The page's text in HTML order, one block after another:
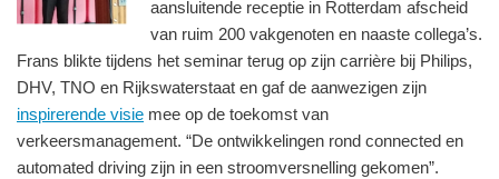
aansluitende receptie in Rotterdam afscheid
van ruim 200 vakgenoten en naaste collega’s.
Frans blikte tijdens het seminar terug op zijn carrière bij Philips,
DHV, TNO en Rijkswaterstaat en gaf de aanwezigen zijn
inspirerende visie mee op de toekomst van
verkeersmanagement. “De ontwikkelingen rond connected en
automated driving zijn in een stroomversnelling gekomen”.